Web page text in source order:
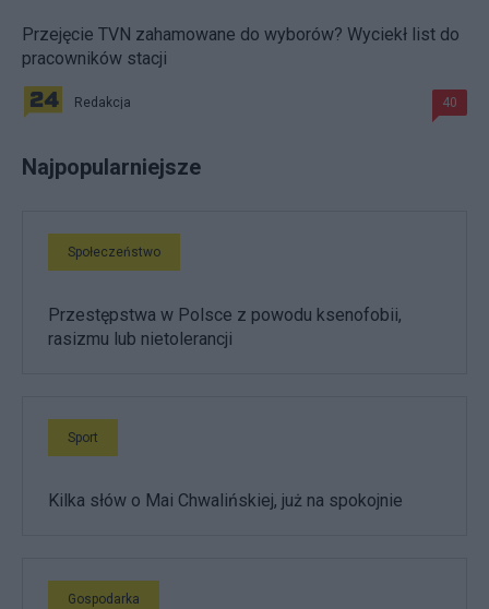
Przejęcie TVN zahamowane do wyborów? Wyciekł list do
pracowników stacji
Redakcja 40
Najpopularniejsze
Społeczeństwo
Przestępstwa w Polsce z powodu ksenofobii,
rasizmu lub nietolerancji
Sport
Kilka słów o Mai Chwalińskiej, już na spokojnie
Gospodarka